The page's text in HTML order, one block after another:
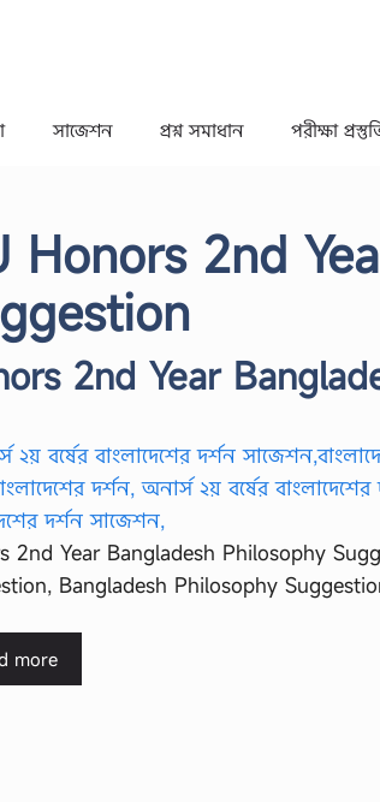
সাজেশন প্রশ্ন সমাধান পরীক্ষা
Honors 2nd
2nd Year
2nd Year Bangladesh Philosophy
Bangladesh Philosophy
more